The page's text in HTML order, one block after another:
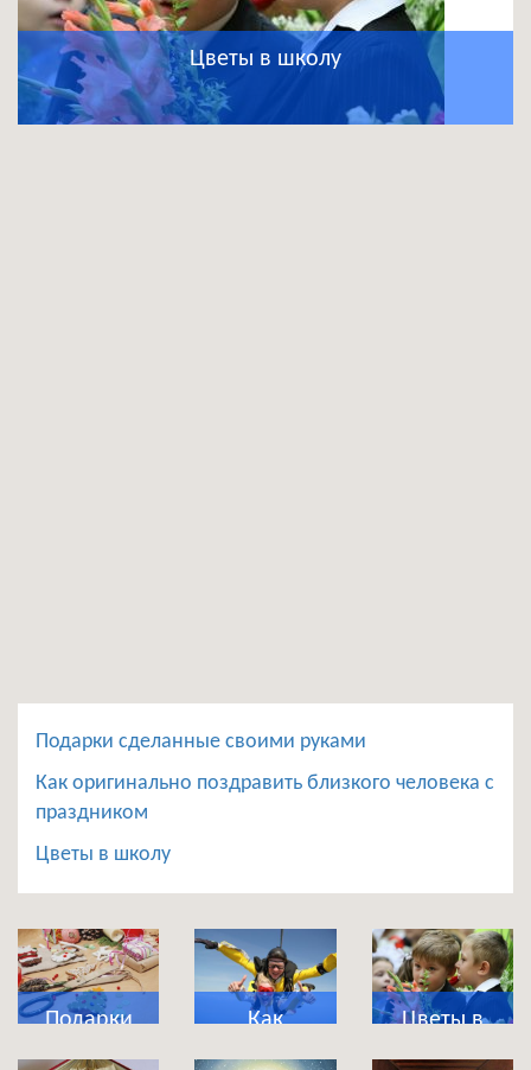
Цветы в школу
Подарки сделанные своими руками
Как оригинально поздравить близкого человека с
праздником
Цветы в школу
Подарки
сделанные
Как
оригинально
Цветы в
школу